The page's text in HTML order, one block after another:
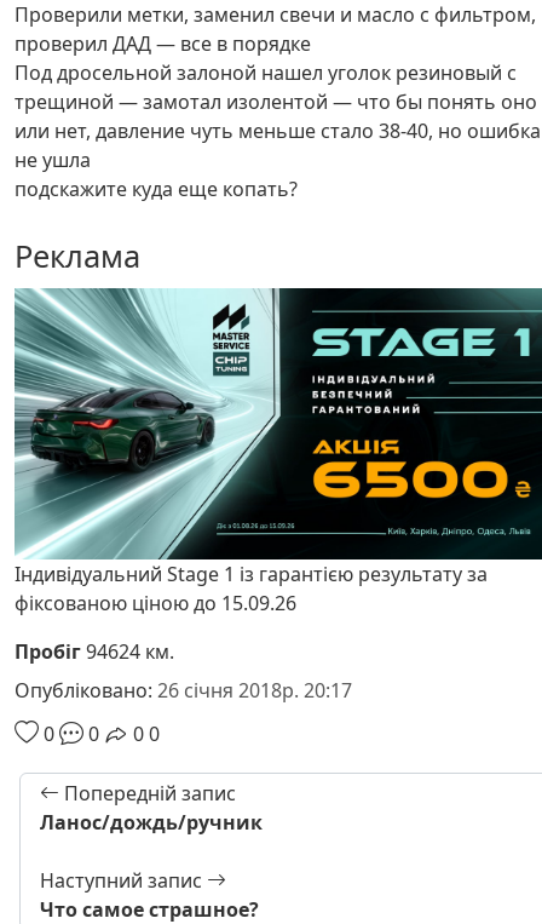
Проверили метки, заменил свечи и масло с фильтром,
проверил ДАД — все в порядке
Под дросельной залоной нашел уголок резиновый с
трещиной — замотал изолентой — что бы понять оно
или нет, давление чуть меньше стало 38-40, но ошибка
не ушла
подскажите куда еще копать?
Реклама
Індивідуальний Stage 1 із гарантією результату за
фіксованою ціною до 15.09.26
Пробіг94624 км.
Опубліковано: 26 січня 2018р. 20:17
0
0 00
Попередній запис
Ланос/дождь/ручник
Наступний запис
Что самое страшное?